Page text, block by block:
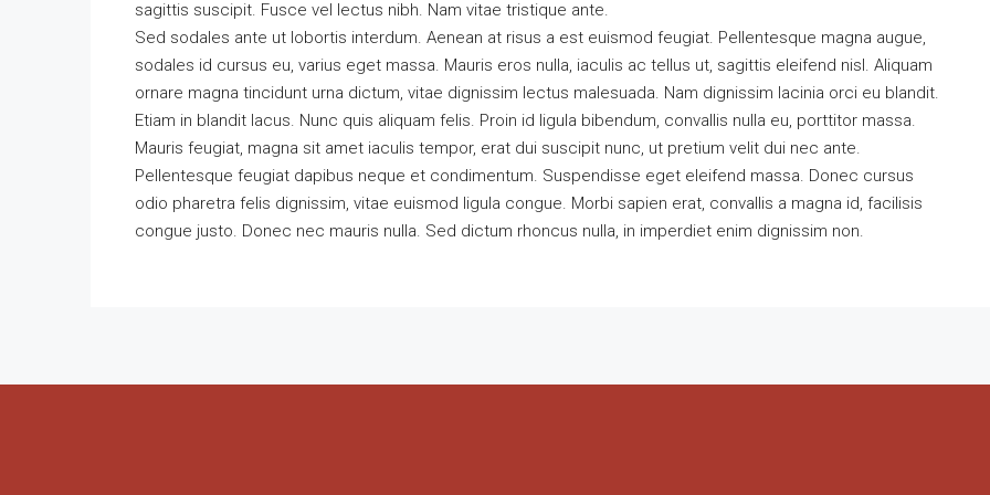
sagittis suscipit. Fusce vel lectus nibh. Nam vitae tristique ante.
Sed sodales ante ut lobortis interdum. Aenean at risus a est euismod feugiat. Pellentesque magna augue,
sodales id cursus eu, varius eget massa. Mauris eros nulla, iaculis ac tellus ut, sagittis eleifend nisl. Aliquam
ornare magna tincidunt urna dictum, vitae dignissim lectus malesuada. Nam dignissim lacinia orci eu blandit.
Etiam in blandit lacus. Nunc quis aliquam felis. Proin id ligula bibendum, convallis nulla eu, porttitor massa.
Mauris feugiat, magna sit amet iaculis tempor, erat dui suscipit nunc, ut pretium velit dui nec ante.
Pellentesque feugiat dapibus neque et condimentum. Suspendisse eget eleifend massa. Donec cursus
odio pharetra felis dignissim, vitae euismod ligula congue. Morbi sapien erat, convallis a magna id, facilisis
congue justo. Donec nec mauris nulla. Sed dictum rhoncus nulla, in imperdiet enim dignissim non.